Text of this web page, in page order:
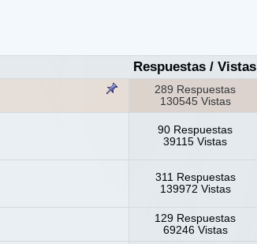
Respuestas /Vistas
289 Respuestas
130545 Vistas
90 Respuestas
39115 Vistas
311 Respuestas
139972 Vistas
129 Respuestas
69246 Vistas